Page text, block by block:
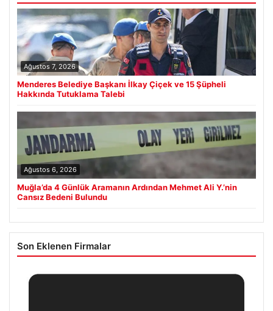
Ağustos 7, 2026
Menderes Belediye Başkanı İlkay Çiçek ve 15 Şüpheli
Hakkında Tutuklama Talebi
Ağustos 6, 2026
Muğla’da 4 Günlük Aramanın Ardından Mehmet Ali Y.’nin
Cansız Bedeni Bulundu
Son Eklenen Firmalar